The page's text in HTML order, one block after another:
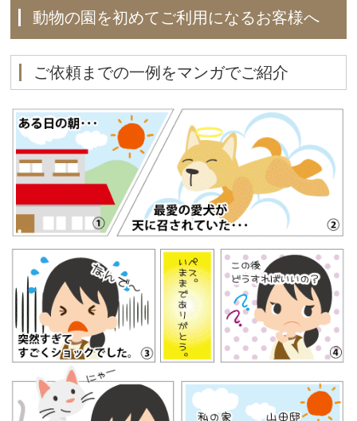
動物の園を初めてご利用になるお客様へ
ご依頼までの一例をマンガでご紹介